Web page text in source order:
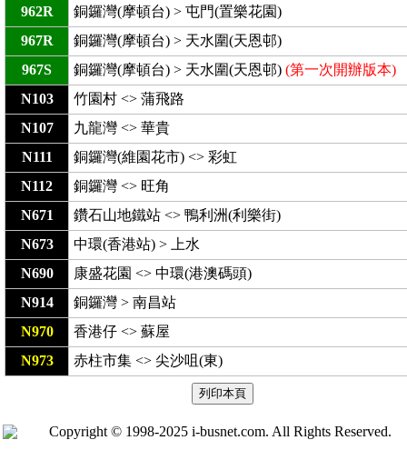
962R
銅鑼灣(摩頓台) > 屯門(置樂花園)
967R
銅鑼灣(摩頓台) > 天水圍(天恩邨)
967S
銅鑼灣(摩頓台) > 天水圍(天恩邨) (第一次開辦版本)
N103
竹園村 <> 蒲飛路
N107
九龍灣 <> 華貴
N111
銅鑼灣(維園花市) <> 彩虹
N112
銅鑼灣 <> 旺角
N671
鑽石山地鐵站 <> 鴨利洲(利樂街)
N673
中環(香港站) > 上水
N690
康盛花園 <> 中環(港澳碼頭)
N914
銅鑼灣 > 南昌站
N970
香港仔 <> 蘇屋
N973
赤柱市集 <> 尖沙咀(東)
Copyright © 1998-2025 i-busnet.com. All Rights Reserved.